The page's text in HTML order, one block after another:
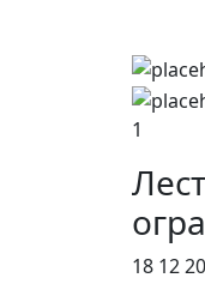
1
18 12